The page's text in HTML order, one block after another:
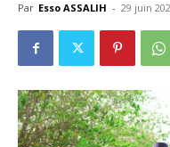
Par Esso ASSALIH - 29 juin